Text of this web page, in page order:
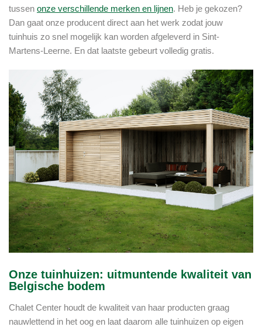
tussen onze verschillende merken en lijnen. Heb je gekozen?
Dan gaat onze producent direct aan het werk zodat jouw
tuinhuis zo snel mogelijk kan worden afgeleverd in Sint-
Martens-Leerne. En dat laatste gebeurt volledig gratis.
Onze tuinhuizen: uitmuntende kwaliteit van
Belgische bodem
Chalet Center houdt de kwaliteit van haar producten graag
nauwlettend in het oog en laat daarom alle tuinhuizen op eigen